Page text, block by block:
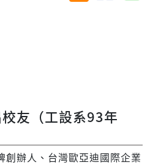
友（工設系93年
創辦人、台灣歐亞迪國際企業